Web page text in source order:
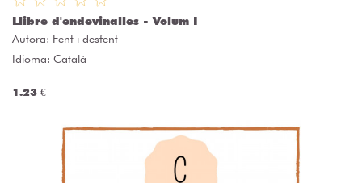
Llibre d'endevinalles - Volum I
Autora: Fent i desfent
Idioma: Català
1.23 €